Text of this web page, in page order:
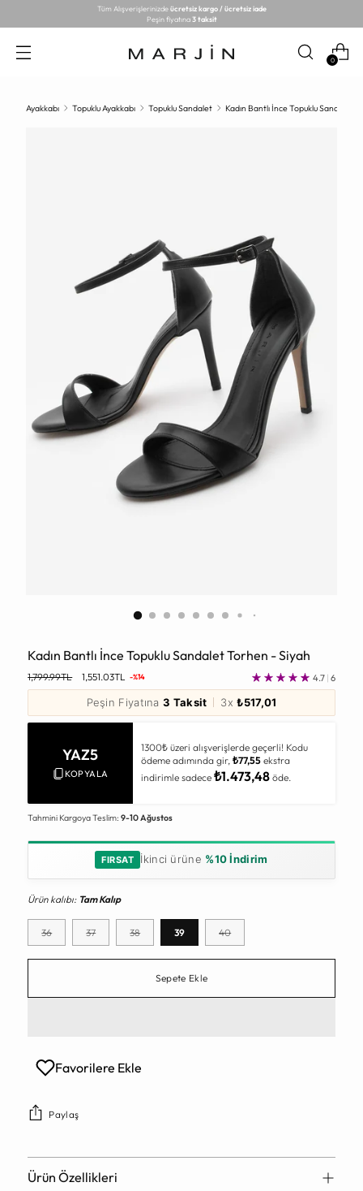
Tüm Alışverişlerinizdeücretsiz kargo / ücretsiz iade
Peşin fiyatına3 taksit
0
Ayakkabı Topuklu Ayakkabı Topuklu Sandalet Kadın Bantlı İnce Topuklu Sandalet
Kadın Bantlı İnce Topuklu Sandalet Torhen - Siyah
Normal
Fiyat
1,799.99TL 1,551.03TL -%14 4.7 | 6
Peşin Fiyatına3 Taksit 3x₺517,01
YAZ5
KOPYALA
1300₺ üzeri alışverişlerde geçerli! Kodu
ödeme adımında gir,₺77,55 ekstra
indirimle sadece₺1.473,48 öde.
Tahmini Kargoya Teslim:9-10 Ağustos
FIRSAT İkinci ürüne %10 İndirim
Ürün kalıbı: Tam Kalıp
36 37 38 39 40
Sepete Ekle
Favorilere Ekle
Paylaş
Ürün Özellikleri